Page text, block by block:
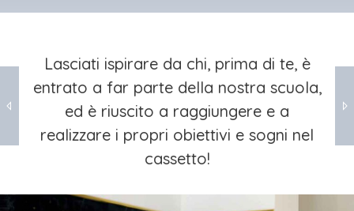
AL VIA LA MASTERCLASS OREFICERIA E INCASTONATURA
AL VIA LA MASTERCLASS OREFICERIA E INCASTONATURA
Lasciati ispirare da chi, prima di te, è
entrato a far parte della nostra scuola,
ed è riuscito a raggiungere e a
realizzare i propri obiettivi e sogni nel
cassetto!